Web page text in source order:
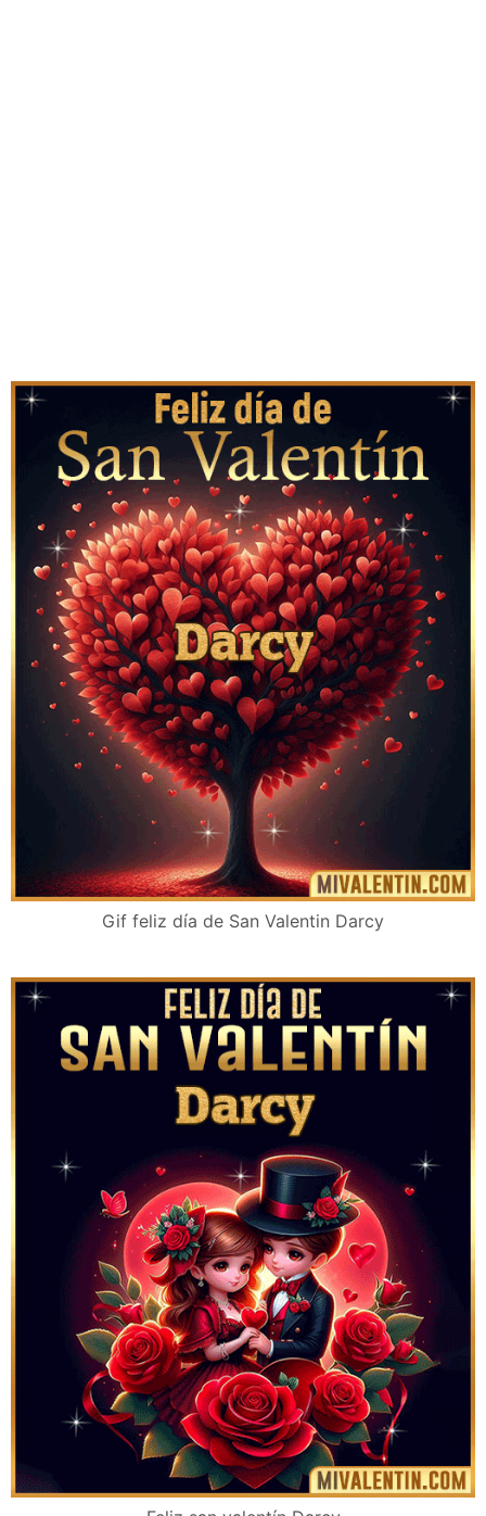
Gif feliz día de San Valentin Darcy